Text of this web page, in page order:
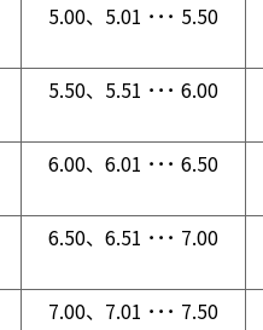
5.00、5.01 ･･･ 5.50
5.50、5.51 ･･･ 6.00
6.00、6.01 ･･･ 6.50
6.50、6.51 ･･･ 7.00
7.00、7.01 ･･･ 7.50